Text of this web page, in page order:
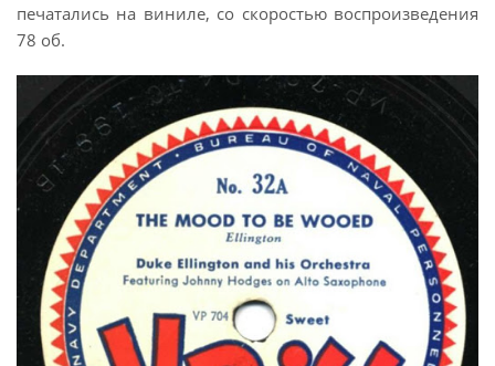
печатались на виниле, со скоростью воспроизведения
78 об.